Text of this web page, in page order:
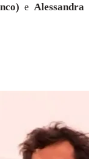
e Alessandra